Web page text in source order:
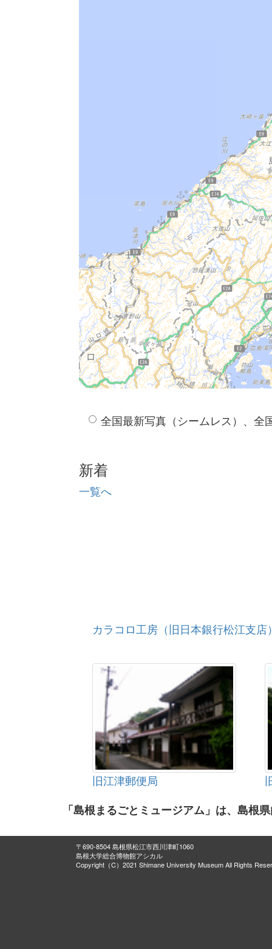
全国最新写真（シームレス）、全
新着
一覧へ
カラコロ工房（旧日本銀行松江支店
旧江津郵便局
「島根まるごとミュージアム」は、島根
〒690-8504 島根県松江市西川津町1060
島根大学総合博物館アシカル
Copyright（C）2021 Shimane University Museum All Rights